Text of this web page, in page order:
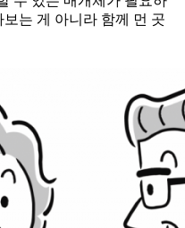
는 게 아니라 함께 먼 곳